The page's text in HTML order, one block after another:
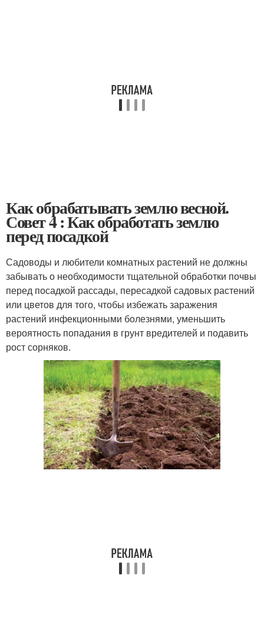
Как обрабатывать землю весной.
Совет 4 : Как обработать землю
перед посадкой
Садоводы и любители комнатных растений не должны
забывать о необходимости тщательной обработки почвы
перед посадкой рассады, пересадкой садовых растений
или цветов для того, чтобы избежать заражения
растений инфекционными болезнями, уменьшить
вероятность попадания в грунт вредителей и подавить
рост сорняков.